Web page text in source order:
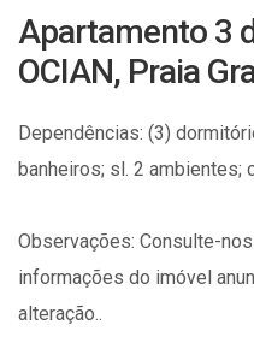
Apartamento 3
OCIAN, Praia
Dependências: (3)
banheiros; sl. 2 ambientes;
Observações: Consulte-
informações do imóvel
alteração..